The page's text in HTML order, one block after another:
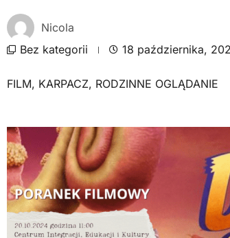
Nicola
Bez kategorii
18 października,
FILM, KARPACZ, RODZINNE OGLĄDANIE